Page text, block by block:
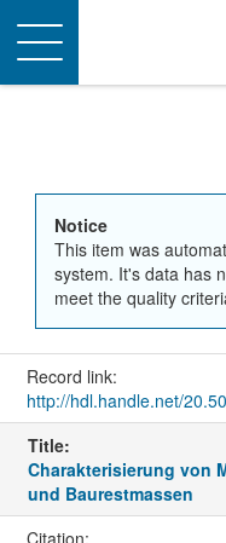
Toggle
navigation
Notice
This item was
system. It's data has
meet the quality
Record link:
http://hdl.handle.net/
Title:
Charakterisierung von
und Baurestmassen
Citation: